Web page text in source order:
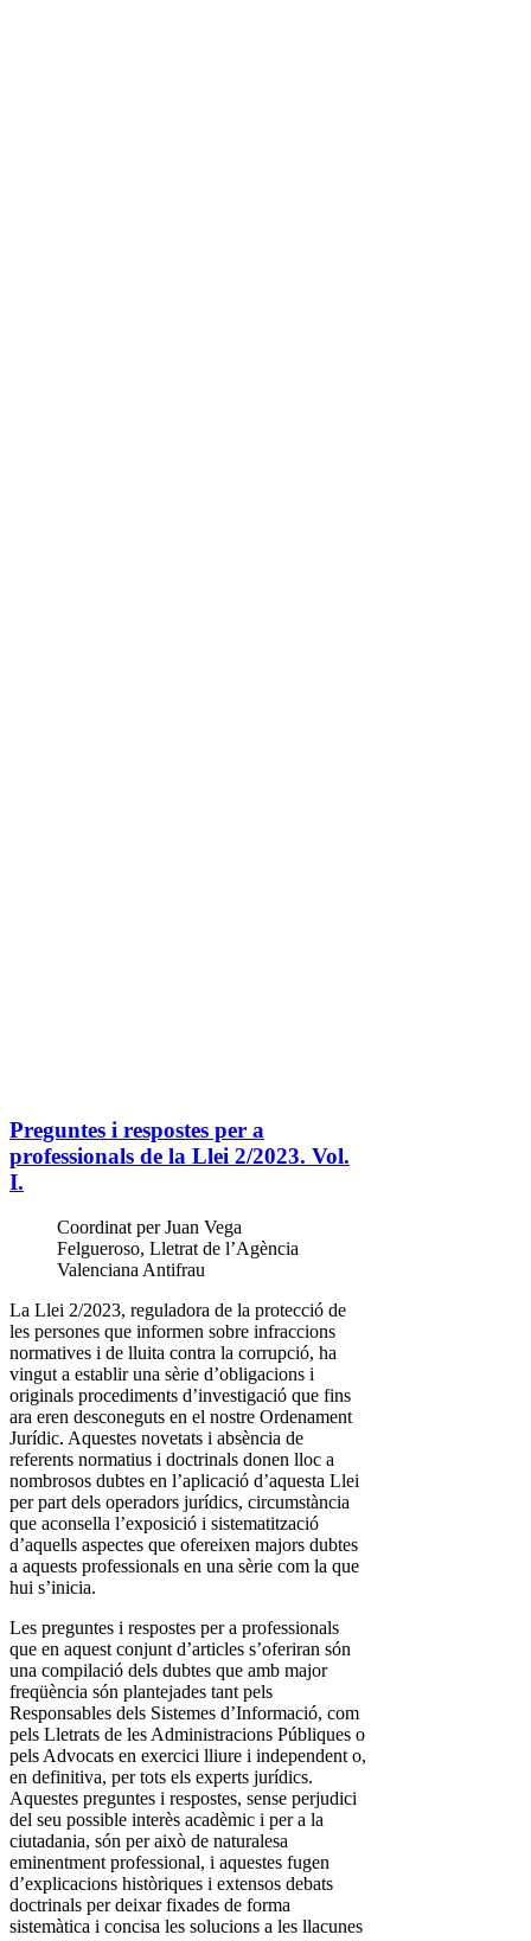
Preguntes i respostes per a
professionals de la Llei 2/2023. Vol.
I.
Coordinat per Juan Vega
Felgueroso, Lletrat de l’Agència
Valenciana Antifrau
La Llei 2/2023, reguladora de la protecció de
les persones que informen sobre infraccions
normatives i de lluita contra la corrupció, ha
vingut a establir una sèrie d’obligacions i
originals procediments d’investigació que fins
ara eren desconeguts en el nostre Ordenament
Jurídic. Aquestes novetats i absència de
referents normatius i doctrinals donen lloc a
nombrosos dubtes en l’aplicació d’aquesta Llei
per part dels operadors jurídics, circumstància
que aconsella l’exposició i sistematització
d’aquells aspectes que ofereixen majors dubtes
a aquests professionals en una sèrie com la que
hui s’inicia.
Les preguntes i respostes per a professionals
que en aquest conjunt d’articles s’oferiran són
una compilació dels dubtes que amb major
freqüència són plantejades tant pels
Responsables dels Sistemes d’Informació, com
pels Lletrats de les Administracions Públiques o
pels Advocats en exercici lliure i independent o,
en definitiva, per tots els experts jurídics.
Aquestes preguntes i respostes, sense perjudici
del seu possible interès acadèmic i per a la
ciutadania, són per això de naturalesa
eminentment professional, i aquestes fugen
d’explicacions històriques i extensos debats
doctrinals per deixar fixades de forma
sistemàtica i concisa les solucions a les llacunes